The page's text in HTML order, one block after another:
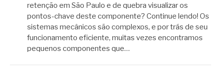
retenção em São Paulo e de quebra visualizar os
pontos-chave deste componente? Continue lendo! Os
sistemas mecânicos são complexos, e por trás de seu
funcionamento eficiente, muitas vezes encontramos
pequenos componentes que…